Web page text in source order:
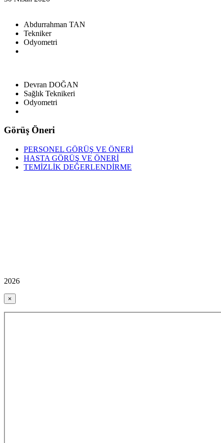
Abdurrahman TAN
Tekniker
Odyometri
Devran DOĞAN
Sağlık Teknikeri
Odyometri
Görüş Öneri
PERSONEL GÖRÜŞ VE ÖNERİ
HASTA GÖRÜŞ VE ÖNERİ
TEMİZLİK DEĞERLENDİRME
2026
×